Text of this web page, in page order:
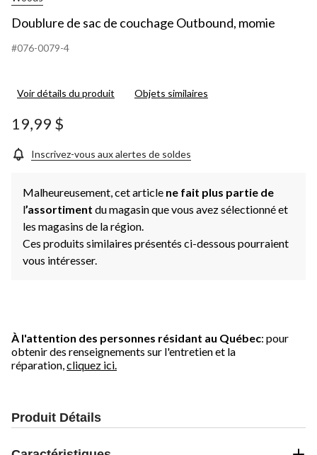
Doublure de sac de couchage Outbound, momie
#076-0079-4
Voir détails du produit Objets similaires
19,99 $
Inscrivez-vous aux alertes de soldes
Malheureusement, cet article ne fait plus partie de
l’assortiment du magasin que vous avez sélectionné et
les magasins de la région.
Ces produits similaires présentés ci-dessous pourraient
vous intéresser.
À l'attention des personnes résidant au Québec: pour
obtenir des renseignements sur l'entretien et la
réparation, cliquez ici.
Produit Détails